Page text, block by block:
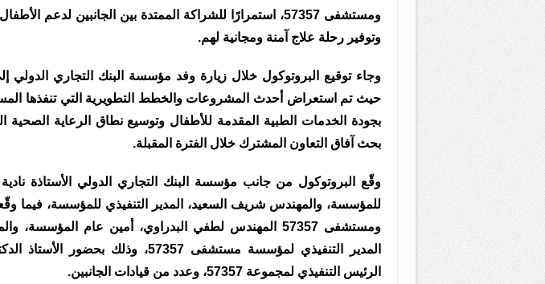
ومستشفى 57357، استمرارًا للشراكة الممتدة بين الجانبين لدعم
وتوفير رحلة علاج آمنة ومجانية لهم.
حيث تم استعراض أحدث المشروعات والخطط التطويرية التي تنفذها
بجودة الخدمات الطبية المقدمة للأطفال وتوسيع نطاق الرعاية
بحث آفاق التعاون المشترك خلال الفترة المقبلة.
وقّع البروتوكول من جانب مؤسسة البنك التجاري الدولي الأستاذة
للمؤسسة، والمهندس شريف السعيد، المدير التنفيذي للمؤسسة،
ومستشفى 57357 المهندس لطفي البدراوي، أمين عام
المدير التنفيذي لمؤسسة مستشفى 57357، وذلك
الرئيس التنفيذي لمجموعة 57357، وعدد من قيادات الجانبين.